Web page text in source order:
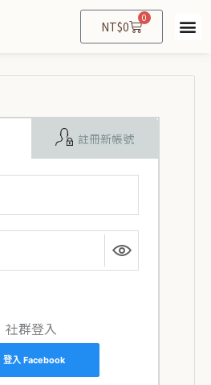
NT$0
0
購
物
註冊新帳號
社群登入
登入 Facebook